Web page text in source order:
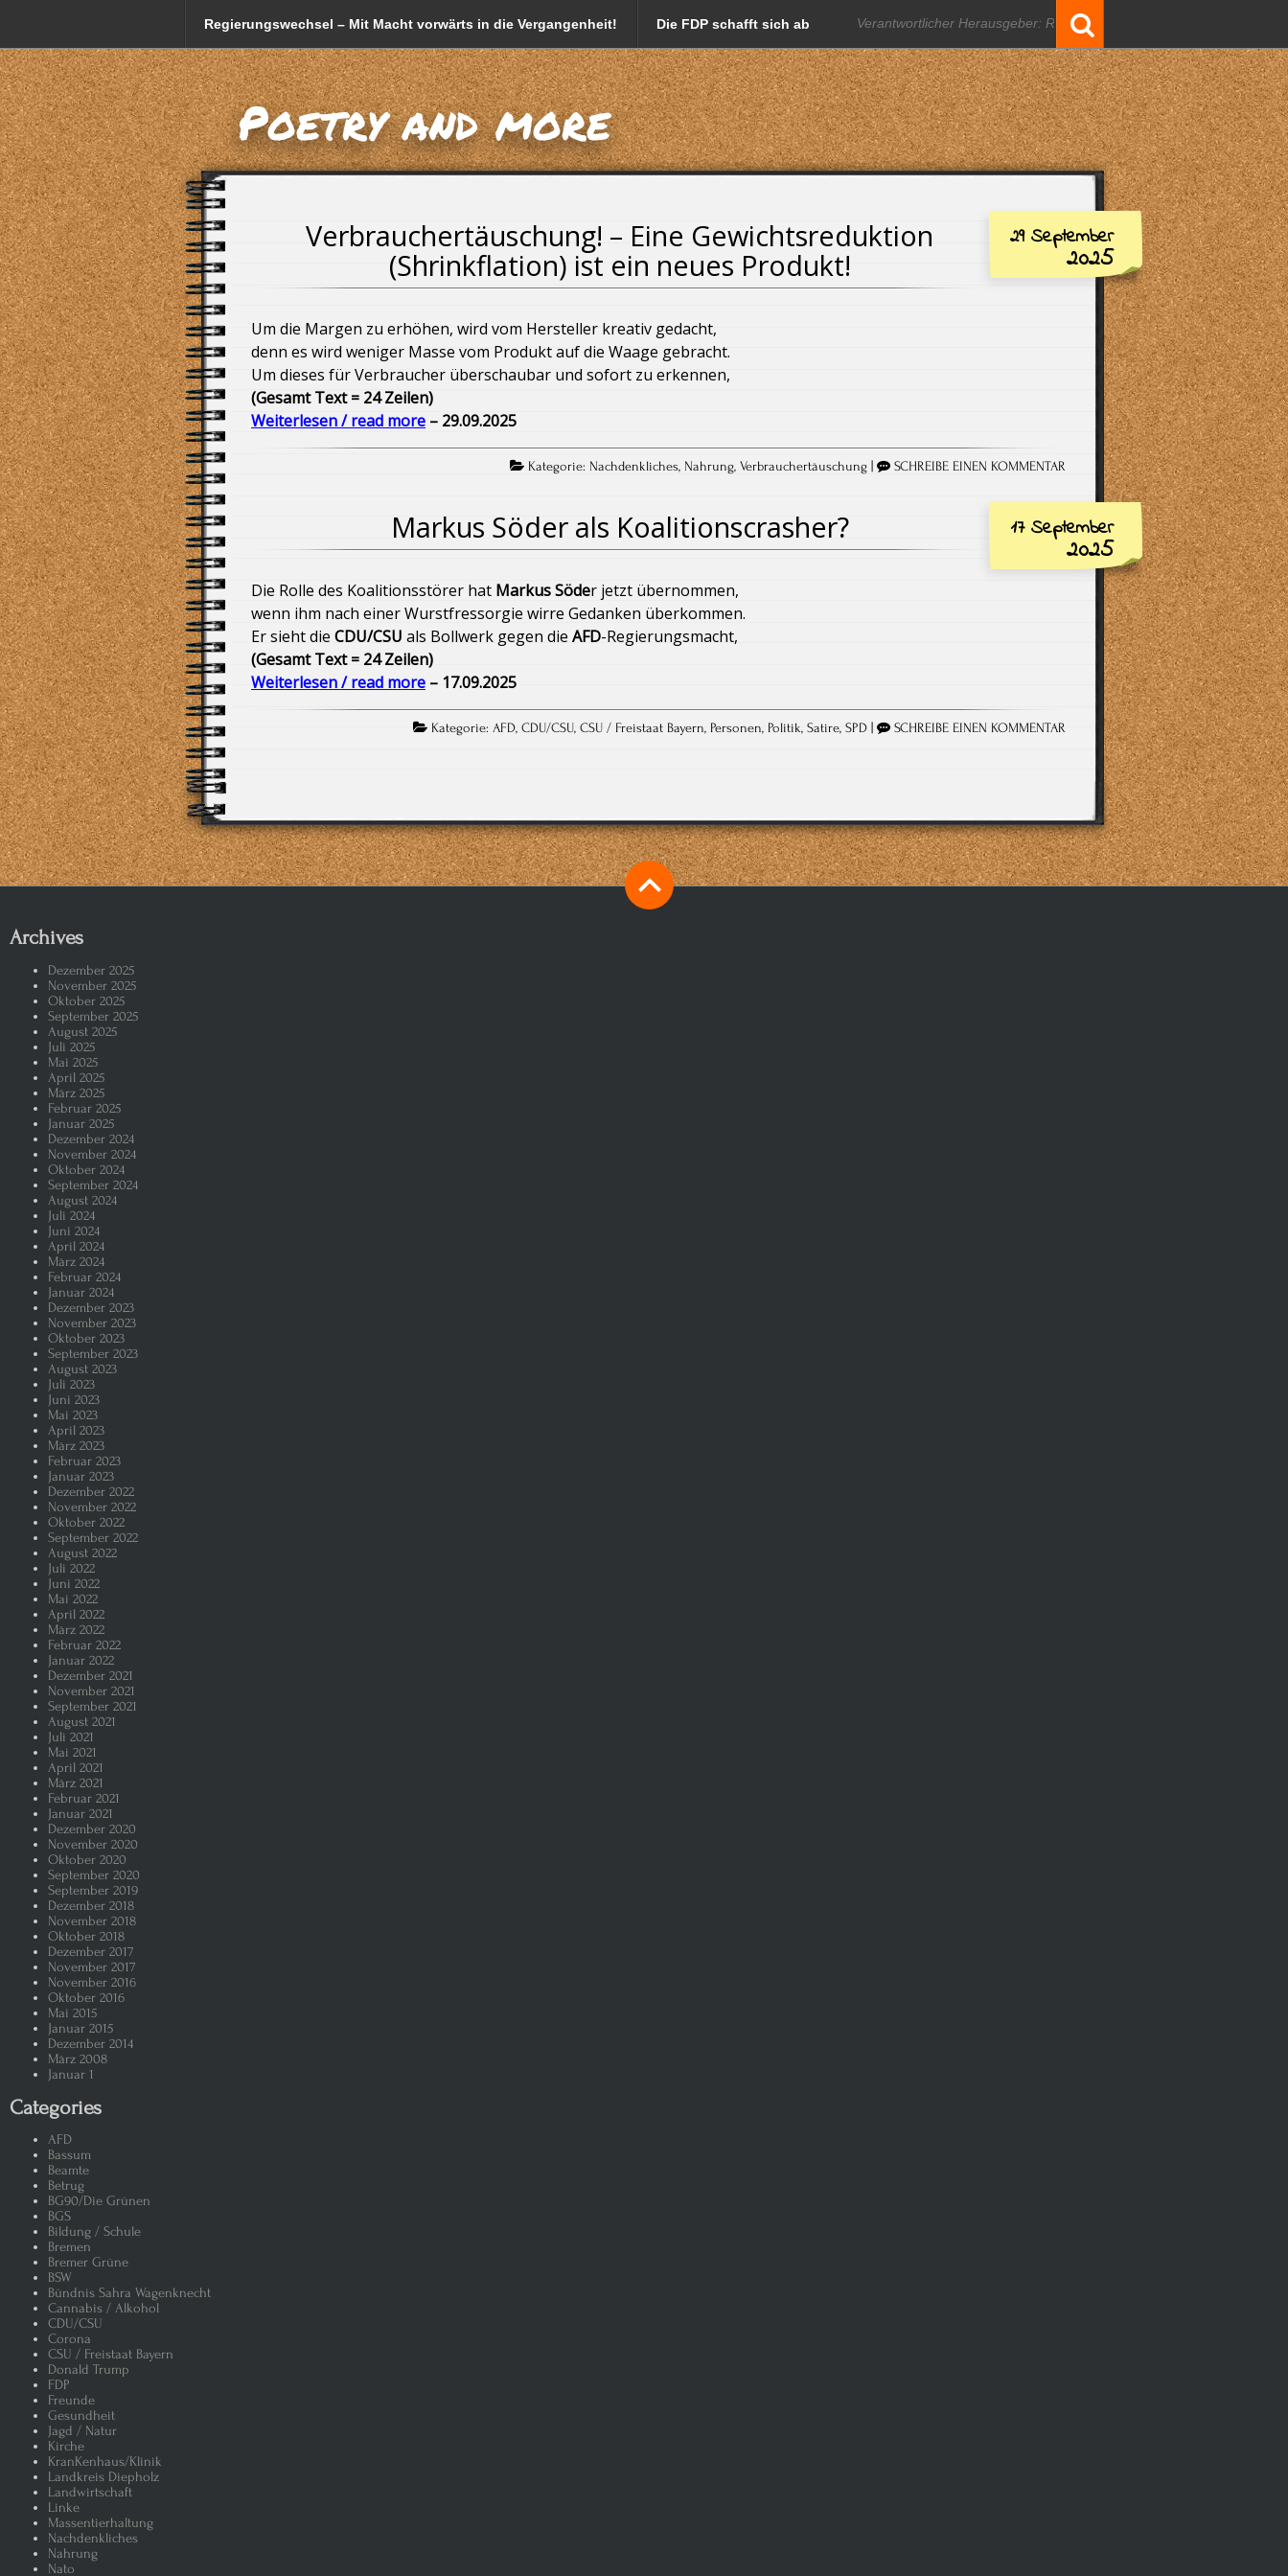
Regierungswechsel – Mit Macht vorwärts in die Vergangenheit! Die FDP schafft sich ab
Fake-Anzeigen und Betrug mit dem Namen von Prominenten
Friedrich Merz und sein CSU-Schatten Markus Söder vermarktet sich mit Foodporn
Datenschutzerklärung
Gestatten, mein Name ist Trump, Donald Trump
Mogelpackung – die indirekte Preiserhöhung
Bayern, nur ein Bundesland in Deutschland! Bayern und die Energieversorgungsnot
Die Orgel der alten Bundesregierung
Alleingang von Friedrich Merz, CDU? Kompliziertes Abstimmungsverhalten wegen der
Brandmauer zur AFD!
Bundestagswahl 2025 und das Parteien Gezänk
Betäubungsloses Schächten (Halal) Die AFD mit Björn Höcke lügt sich an die Macht
Ehrenmord – im Namen der Familie – „Nur eine Frau“
Fischer Fritze Merz fischt am rechten Rand – was soll das? Wohngeldzahlung in Bremen
Donald Trump und Superreiche gegen den Rest der Welt
Mindesthaltbarkeitsdatum (MHD)
Die Bremer Grünen und der „Platanenstreit“ Tag des Galgo – Dia del Galgo
Viva España – Gequälte (S)Tiere Catering in den Krankenhäusern
Suchergebnisse
für:
Poetry and more
29 September
2025
Verbrauchertäuschung! – Eine Gewichtsreduktion
(Shrinkflation) ist ein neues Produkt!
Um die Margen zu erhöhen, wird vom Hersteller kreativ gedacht,
denn es wird weniger Masse vom Produkt auf die Waage gebracht.
Um dieses für Verbraucher überschaubar und sofort zu erkennen,
(Gesamt Text = 24 Zeilen)
Weiterlesen / read more – 29.09.2025
Kategorie: Nachdenkliches, Nahrung, Verbrauchertäuschung SCHREIBE EINEN KOMMENTAR
17 September
2025
Markus Söder als Koalitionscrasher?
Die Rolle des Koalitionsstörer hat Markus Söder jetzt übernommen,
wenn ihm nach einer Wurstfressorgie wirre Gedanken überkommen.
Er sieht die CDU/CSU als Bollwerk gegen die AFD-Regierungsmacht,
(Gesamt Text = 24 Zeilen)
Weiterlesen / read more – 17.09.2025
Kategorie: AFD, CDU/CSU, CSU / Freistaat Bayern, Personen, Politik, Satire, SPD SCHREIBE EINEN KOMMENTAR
Archives
Dezember 2025
November 2025
Oktober 2025
September 2025
August 2025
Juli 2025
Mai 2025
April 2025
März 2025
Februar 2025
Januar 2025
Dezember 2024
November 2024
Oktober 2024
September 2024
August 2024
Juli 2024
Juni 2024
April 2024
März 2024
Februar 2024
Januar 2024
Dezember 2023
November 2023
Oktober 2023
September 2023
August 2023
Juli 2023
Juni 2023
Mai 2023
April 2023
März 2023
Februar 2023
Januar 2023
Dezember 2022
November 2022
Oktober 2022
September 2022
August 2022
Juli 2022
Juni 2022
Mai 2022
April 2022
März 2022
Februar 2022
Januar 2022
Dezember 2021
November 2021
September 2021
August 2021
Juli 2021
Mai 2021
April 2021
März 2021
Februar 2021
Januar 2021
Dezember 2020
November 2020
Oktober 2020
September 2020
September 2019
Dezember 2018
November 2018
Oktober 2018
Dezember 2017
November 2017
November 2016
Oktober 2016
Mai 2015
Januar 2015
Dezember 2014
März 2008
Januar 1
Categories
AFD
Bassum
Beamte
Betrug
BG90/Die Grünen
BGS
Bildung / Schule
Bremen
Bremer Grüne
BSW
Bündnis Sahra Wagenknecht
Cannabis / Alkohol
CDU/CSU
Corona
CSU / Freistaat Bayern
Donald Trump
FDP
Freunde
Gesundheit
Jagd / Natur
Kirche
KranKenhaus/Klinik
Landkreis Diepholz
Landwirtschaft
Linke
Massentierhaltung
Nachdenkliches
Nahrung
Nato